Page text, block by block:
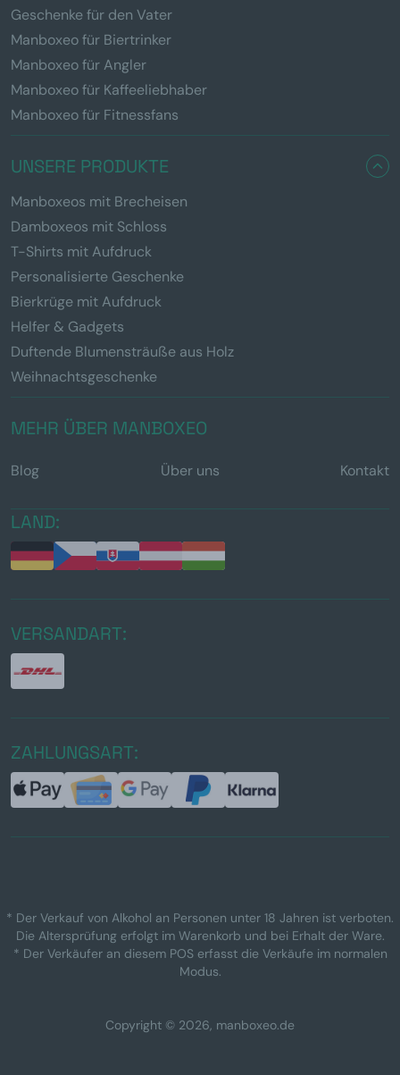
Geschenke für den Vater
Manboxeo für Biertrinker
Manboxeo für Angler
Manboxeo für Kaffeeliebhaber
Manboxeo für Fitnessfans
UNSERE PRODUKTE
Manboxeos mit Brecheisen
Damboxeos mit Schloss
T-Shirts mit Aufdruck
Personalisierte Geschenke
Bierkrüge mit Aufdruck
Helfer & Gadgets
Duftende Blumensträuße aus Holz
Weihnachtsgeschenke
MEHR ÜBER MANBOXEO
Blog Über uns Kontakt
LAND:
VERSANDART:
ZAHLUNGSART:
* Der Verkauf von Alkohol an Personen unter 18 Jahren ist verboten.
Die Altersprüfung erfolgt im Warenkorb und bei Erhalt der Ware.
* Der Verkäufer an diesem POS erfasst die Verkäufe im normalen
Modus.
Copyright © 2026, manboxeo.de